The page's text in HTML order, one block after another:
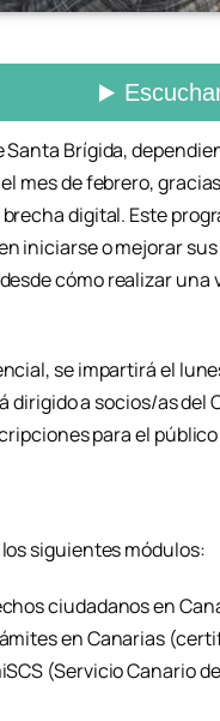
Santa Brígida,
mes de febrero,
digital. Este
iniciarse o mejorar
cómo realizar
se impartirá el
dirigido a socios/as
para el
siguientes módulos:
ciudadanos en
en Canarias
(Servicio Canario